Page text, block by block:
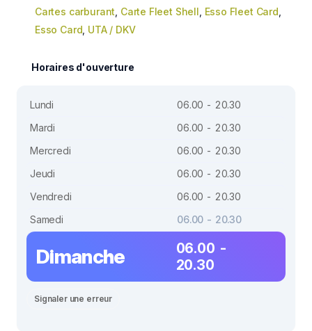
Cartes carburant Carte Fleet Shell Esso Fleet Card
Esso Card UTA / DKV
Horaires d'ouverture
Lundi
06.00 - 20.30
Mardi
06.00 - 20.30
Mercredi
06.00 - 20.30
Jeudi
06.00 - 20.30
Vendredi
06.00 - 20.30
Samedi
06.00 - 20.30
Dimanche
06.00 -
20.30
Signaler une erreur